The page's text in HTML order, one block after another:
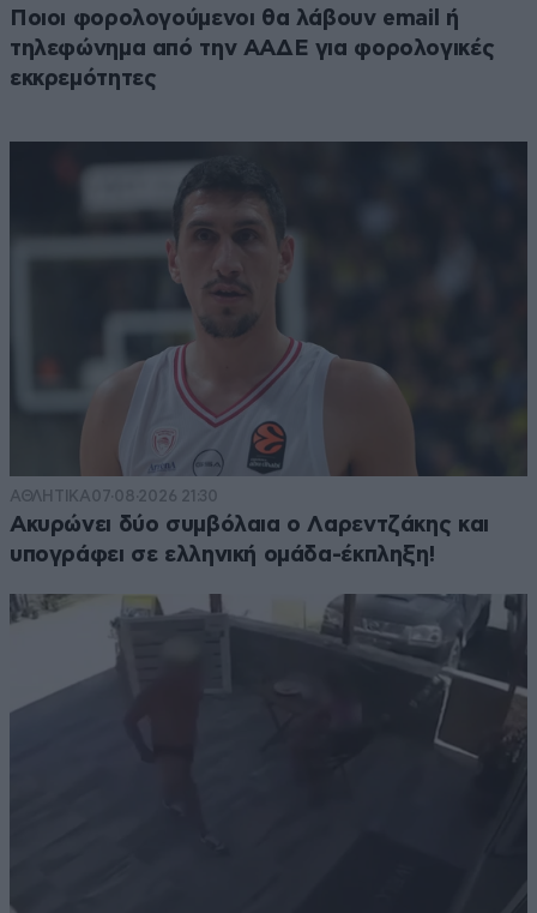
Ποιοι φορολογούμενοι θα λάβουν email ή
τηλεφώνημα από την ΑΑΔΕ για φορολογικές
εκκρεμότητες
ΑΘΛΗΤΙΚΑ07·08·2026 21:30
Ακυρώνει δύο συμβόλαια ο Λαρεντζάκης και
υπογράφει σε ελληνική ομάδα-έκπληξη!